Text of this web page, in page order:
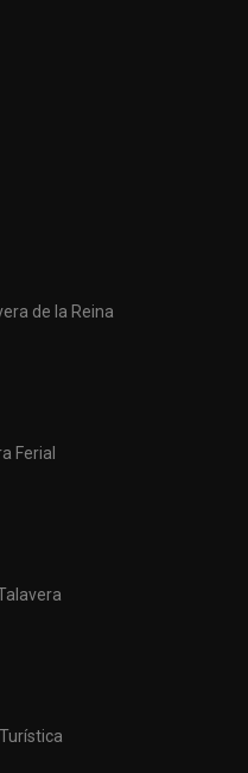
de la Reina
Ferial